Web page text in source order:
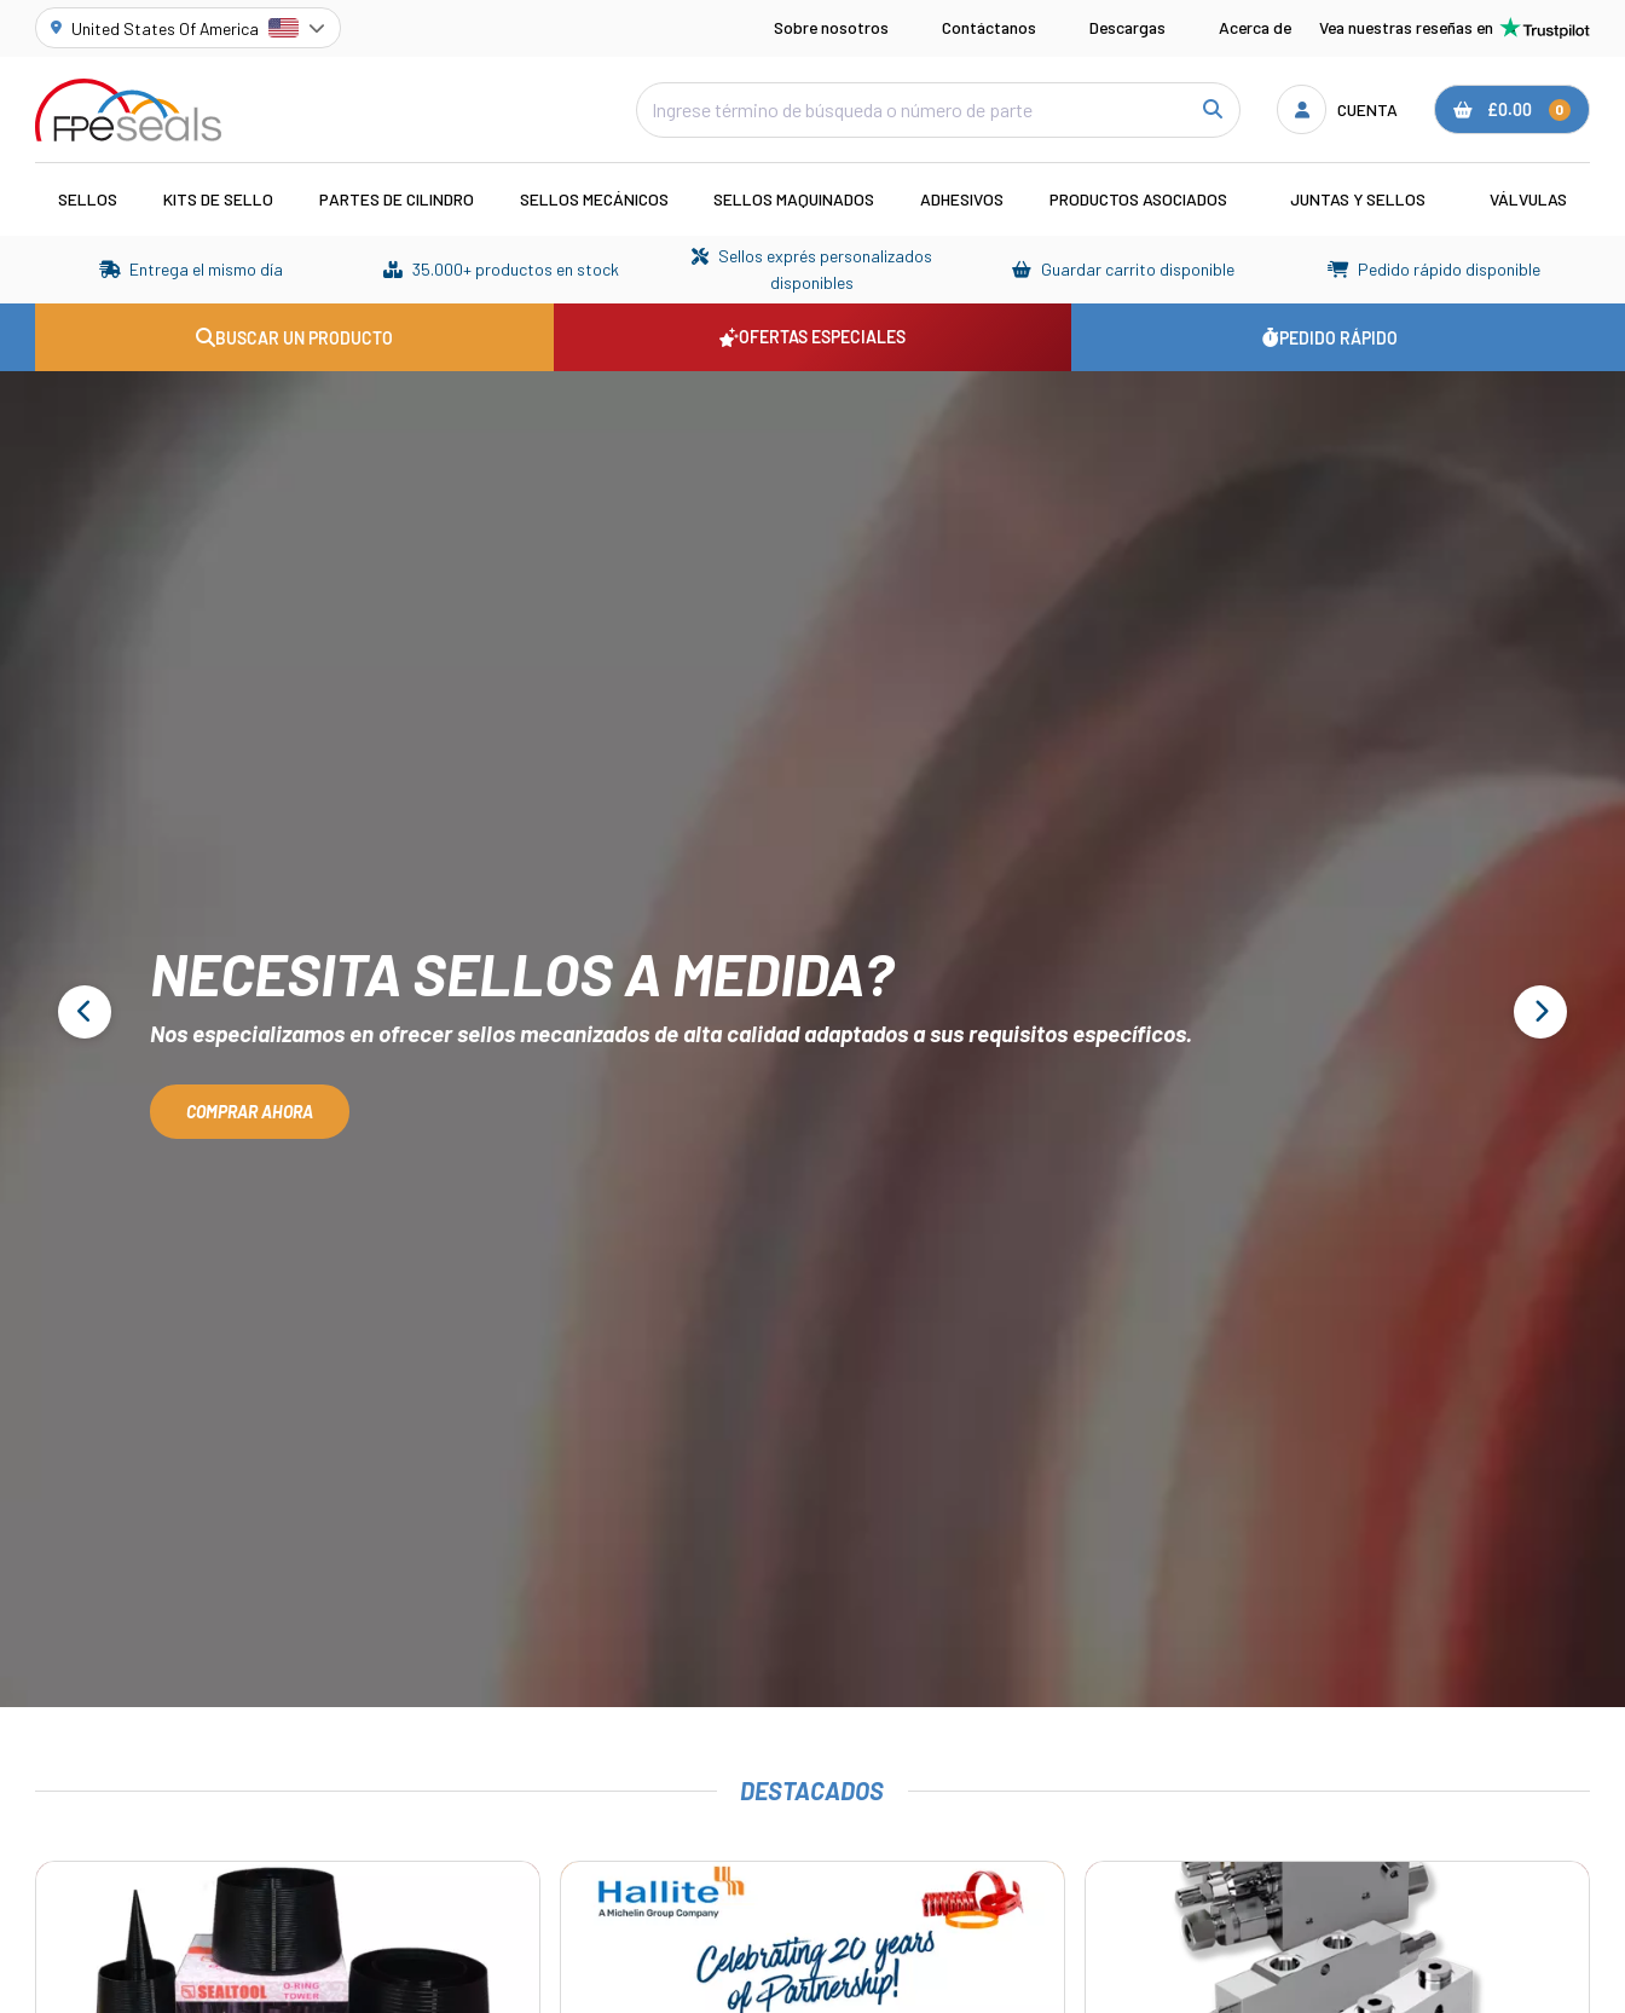
United States Of America Sobre nosotros Contáctanos Descargas Acerca de Vea nuestras reseñas en
CUENTA £0.00 0
SELLOS KITS DE SELLO PARTES DE CILINDRO SELLOS MECÁNICOS SELLOS MAQUINADOS ADHESIVOS PRODUCTOS ASOCIADOS JUNTAS Y SELLOS VÁLVULAS
 Entrega el mismo día  35.000+ productos en stock

Sellos exprés personalizados
disponibles
 Guardar carrito disponible  Pedido rápido disponible
BUSCAR UN PRODUCTO OFERTAS ESPECIALES PEDIDO RÁPIDO
Sellos hidráulicos, piezas de cilindro | Envío 24h ES | FPE Seals
NECESITA SELLOS A MEDIDA?
Nos especializamos en ofrecer sellos mecanizados de alta calidad adaptados a sus requisitos específicos.
COMPRAR AHORA
DESTACADOS